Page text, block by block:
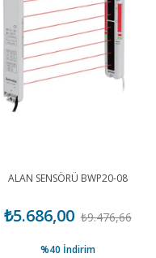
ALAN SENSÖRÜ BWP20-08
₺5.686,00 ₺9.476,66
%40 İndirim